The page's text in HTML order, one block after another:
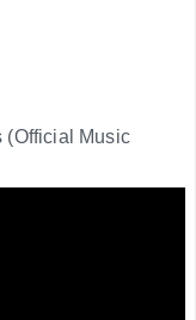
(Official Music